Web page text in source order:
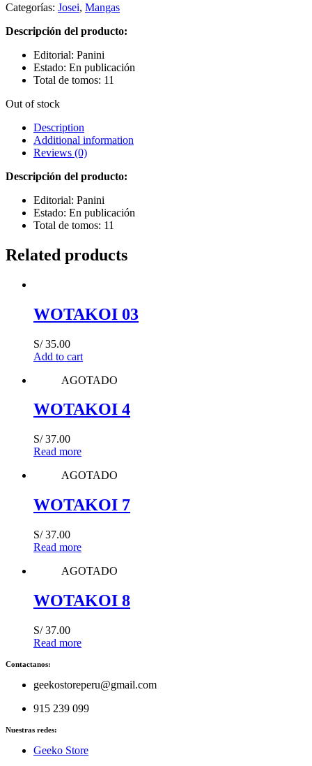
Categorías: Josei, Mangas
Descripción del producto:
Editorial: Panini
Estado: En publicación
Total de tomos: 11
Out of stock
Description
Additional information
Reviews (0)
Descripción del producto:
Editorial: Panini
Estado: En publicación
Total de tomos: 11
Related products
WOTAKOI 03
S/35.00
Add to cart
AGOTADO
WOTAKOI 4
S/37.00
Read more
AGOTADO
WOTAKOI 7
S/37.00
Read more
AGOTADO
WOTAKOI 8
S/37.00
Read more
Contactanos:
geekostoreperu@gmail.com
915 239 099
Nuestras redes:
Geeko Store